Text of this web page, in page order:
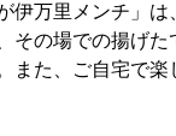
万里メンチ」
その場での揚げ
また、ご自宅で